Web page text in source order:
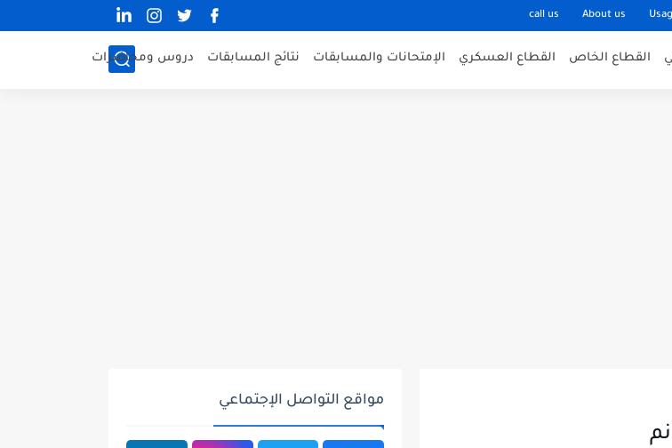
About us
call us
القطاع الخاص القطاع العسكري الإمتحانات والمسابقات نتائج المسابقات دروس ومحاضرات
مواقع التواصل الإجتماعي